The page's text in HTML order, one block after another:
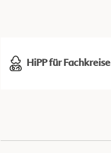
HiPP für Fachkreise